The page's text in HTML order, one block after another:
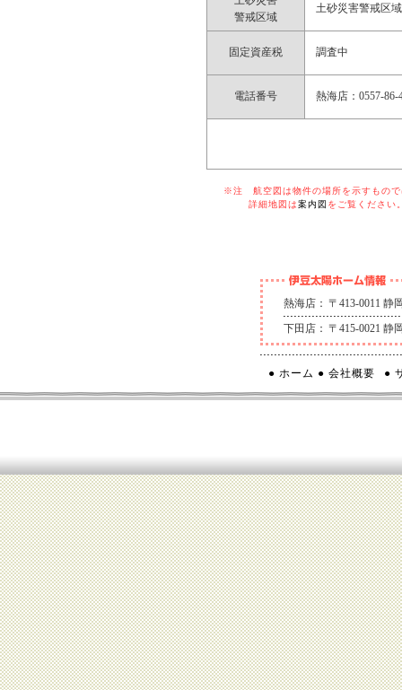
警戒区域
土砂災害警戒区
固定資産税 調査中
電話番号 熱海店：0557-86-
※注 航空図は物件の場所を示すものでは
詳細地図は案内図 をご覧ください
熱海店： 〒413-0011 静
下田店： 〒415-0021 静
● ホーム ● 会社概要 ●